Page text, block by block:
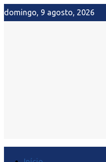
domingo, 9 agosto, 2026